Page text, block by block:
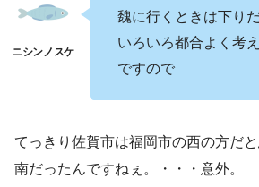
魏に行くときは下りだ
いろいろ都合よく考
ですので
てっきり佐賀市は福岡市の西の方だと
南だったんですねぇ。・・・意外。